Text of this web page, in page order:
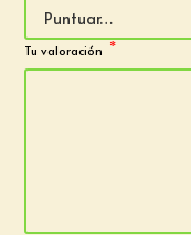
Tu valoración *